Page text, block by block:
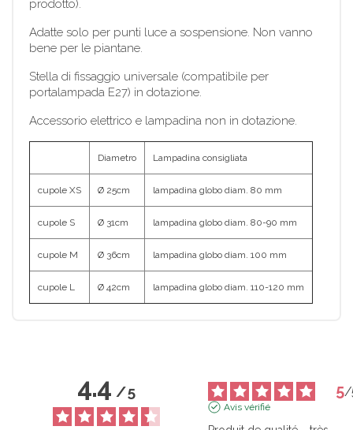
prodotto).
Adatte solo per punti luce a sospensione. Non vanno
bene per le piantane.
Stella di fissaggio universale (compatibile per
portalampada E27) in dotazione.
Accessorio elettrico e lampadina non in dotazione.
Diametro Lampadina consigliata
cupole XS Ø 25cm lampadina globo diam. 80 mm
cupole S Ø 31cm lampadina globo diam. 80-90 mm
cupole M Ø 36cm lampadina globo diam. 100 mm
cupole L Ø 42cm lampadina globo diam. 110-120 mm
4.4/5 5/
Avis vérifié